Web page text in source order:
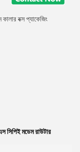
কালার বক্স প্যাকেজিং
সিপিই মডেম রাউটার